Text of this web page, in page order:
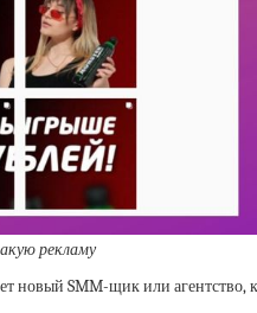
рекламу
новый SMM-щик или агентство,